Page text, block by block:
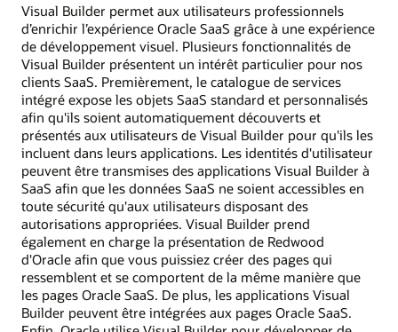
Visual Builder permet aux utilisateurs professionnels
d’enrichir l’expérience Oracle SaaS grâce à une expérience
de développement visuel. Plusieurs fonctionnalités de
Visual Builder présentent un intérêt particulier pour nos
clients SaaS. Premièrement, le catalogue de services
intégré expose les objets SaaS standard et personnalisés
afin qu'ils soient automatiquement découverts et
présentés aux utilisateurs de Visual Builder pour qu'ils les
incluent dans leurs applications. Les identités d'utilisateur
peuvent être transmises des applications Visual Builder à
SaaS afin que les données SaaS ne soient accessibles en
toute sécurité qu'aux utilisateurs disposant des
autorisations appropriées. Visual Builder prend
également en charge la présentation de Redwood
d'Oracle afin que vous puissiez créer des pages qui
ressemblent et se comportent de la même manière que
les pages Oracle SaaS. De plus, les applications Visual
Builder peuvent être intégrées aux pages Oracle SaaS.